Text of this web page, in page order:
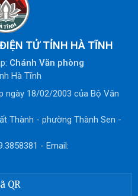
TỬ TỈNH HÀ TĨNH
Chánh Văn phòng
Hà Tĩnh
ngày 18/02/2003 của Bộ Văn
Thành - phường Thành Sen -
- Email:
QR